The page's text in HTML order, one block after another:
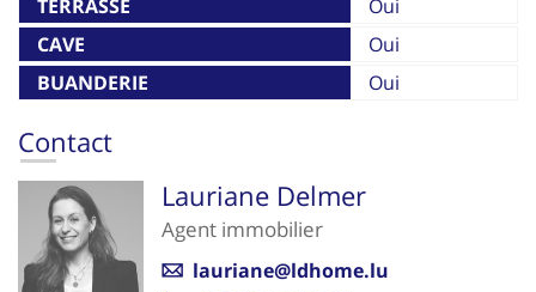
TERRASSE
Oui
CAVE
Oui
BUANDERIE
Oui
Contact
Lauriane Delmer
Agent immobilier
lauriane@ldhome.lu